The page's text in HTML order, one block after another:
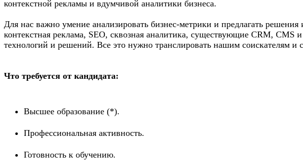
контекстной рекламы и вдумчивой аналитики бизнеса.
Для нас важно умение анализировать бизнес-метрики и предлагать
контекстная реклама, SEO, сквозная аналитика, существующие CRM,
технологий и решений. Все это нужно транслировать нашим соискателям и
Что требуется от кандидата:
Высшее образование (*).
Профессиональная активность.
Готовность к обучению.